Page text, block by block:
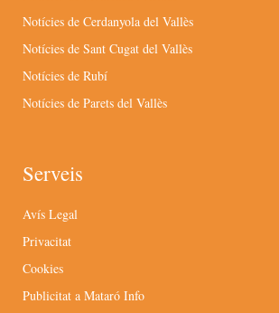
Notícies de Cerdanyola del Vallès
Notícies de Sant Cugat del Vallès
Notícies de Rubí
Notícies de Parets del Vallès
Serveis
Avís Legal
Privacitat
Cookies
Publicitat a Mataró Info